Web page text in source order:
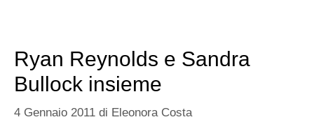
Ryan Reynolds e Sandra
Bullock insieme
4 Gennaio 2011 di Eleonora Costa